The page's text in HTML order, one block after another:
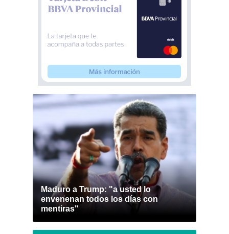
Maduro a Trump: "a usted lo
envenenan todos los días con
mentiras"